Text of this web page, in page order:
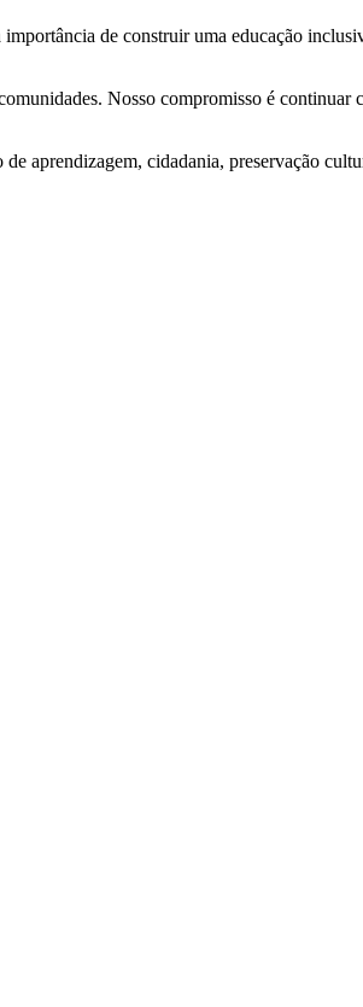
de construir uma educação
Nosso compromisso é continuar
aprendizagem, cidadania, preservação